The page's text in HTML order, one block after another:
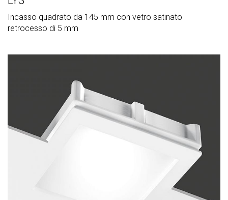
Incasso quadrato da 145 mm con vetro satinato
retrocesso di 5 mm